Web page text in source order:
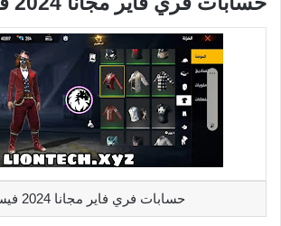
حسابات فري فاير مجانا 2024 فيسبوك